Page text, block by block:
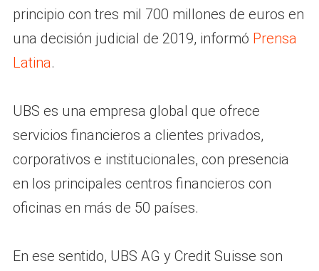
principio con tres mil 700 millones de euros en
una decisión judicial de 2019, informó Prensa
Latina.
UBS es una empresa global que ofrece
servicios financieros a clientes privados,
corporativos e institucionales, con presencia
en los principales centros financieros con
oficinas en más de 50 países.
En ese sentido, UBS AG y Credit Suisse son